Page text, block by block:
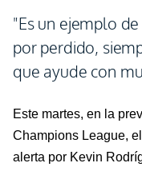
"Es un ejemplo
por perdido,
que ayude con
Este martes, en la
Champions League,
alerta por Kevin